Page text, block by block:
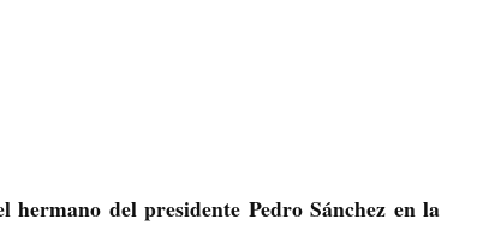
del presidente Pedro Sánchez en la